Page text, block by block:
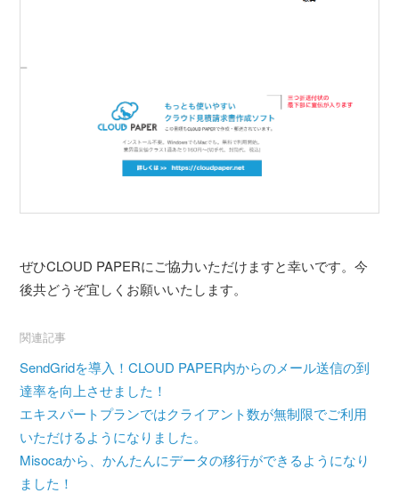
ぜひCLOUD PAPERにご協力いただけますと幸いです。今
後共どうぞ宜しくお願いいたします。
関連記事
SendGridを導入！CLOUD PAPER内からのメール送信の到
達率を向上させました！
エキスパートプランではクライアント数が無制限でご利用
いただけるようになりました。
Misocaから、かんたんにデータの移行ができるようになり
ました！